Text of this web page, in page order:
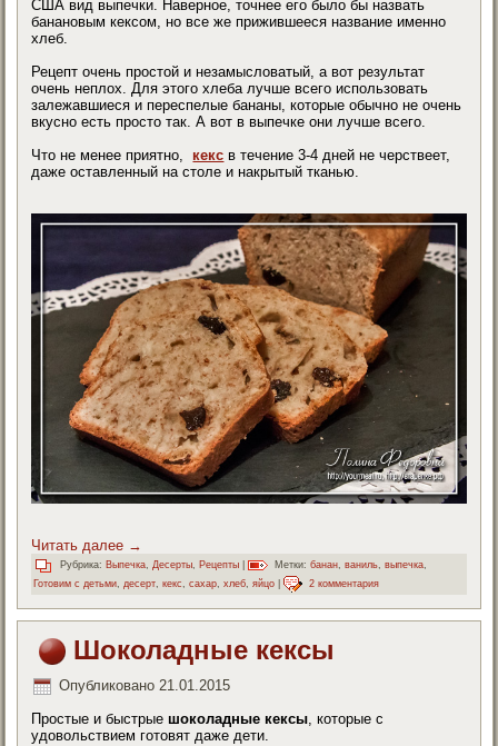
США вид выпечки. Наверное, точнее его было бы назвать
банановым кексом, но все же прижившееся название именно
хлеб.
Рецепт очень простой и незамысловатый, а вот результат
очень неплох. Для этого хлеба лучше всего использовать
залежавшиеся и переспелые бананы, которые обычно не очень
вкусно есть просто так. А вот в выпечке они лучше всего.
Что не менее приятно, кекс в течение 3-4 дней не черствеет,
даже оставленный на столе и накрытый тканью.
Читать далее →
Рубрика: Выпечка,Десерты, Рецепты Метки: банан,ваниль,выпечка,
Готовим с детьми
десерт ,кекс ,сахар ,хлеб ,яйцо | 2 комментария
Шоколадные кексы
Опубликовано 21.01.2015
Простые и быстрые шоколадные кексы, которые с
удовольствием готовят даже дети.